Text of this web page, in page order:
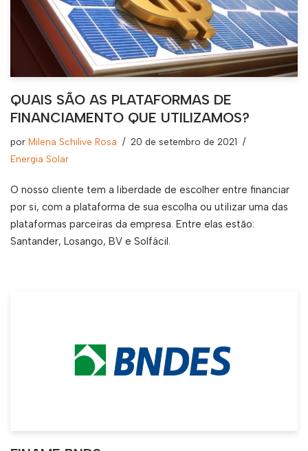
QUAIS SÃO AS PLATAFORMAS DE
FINANCIAMENTO QUE UTILIZAMOS?
por Milena Schilive Rosa
20 de setembro de 2021
Energia Solar
O nosso cliente tem a liberdade de escolher entre financiar
por si, com a plataforma de sua escolha ou utilizar uma das
plataformas parceiras da empresa. Entre elas estão:
Santander, Losango, BV e Solfácil.